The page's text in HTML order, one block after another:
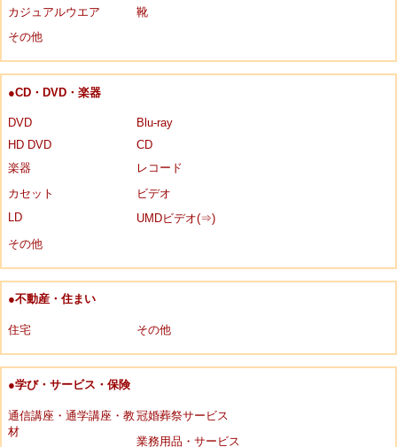
カジュアルウエア
靴
その他
●CD・DVD・楽器
DVD
Blu-ray
HD DVD
CD
楽器
レコード
カセット
ビデオ
LD
UMDビデオ(⇒)
その他
●不動産・住まい
住宅 その他
●学び・サービス・保険
通信講座・通学講座・教
材
冠婚葬祭サービス
業務用品・サービス